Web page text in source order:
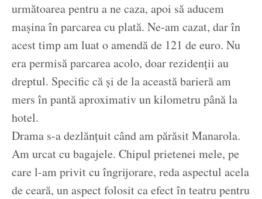
următoarea pentru a ne caza, apoi să aducem
mașina în parcarea cu plată. Ne-am cazat, dar în
acest timp am luat o amendă de 121 de euro. Nu
era permisă parcarea acolo, doar rezidenții au
dreptul. Specific că și de la această barieră am
mers în pantă aproximativ un kilometru până la
hotel.
Drama s-a dezlănțuit când am părăsit Manarola.
Am urcat cu bagajele. Chipul prietenei mele, pe
care l-am privit cu îngrijorare, reda aspectul acela
de ceară, un aspect folosit ca efect în teatru pentru